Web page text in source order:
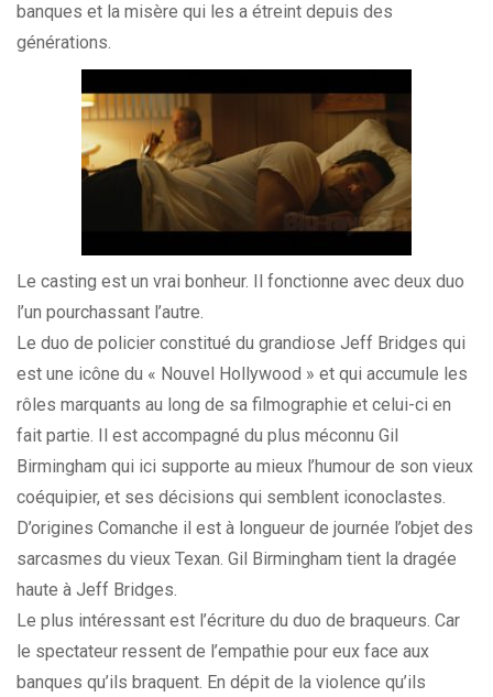
banques et la misère qui les a étreint depuis des
générations.
Le casting est un vrai bonheur. Il fonctionne avec deux duo
l’un pourchassant l’autre.
Le duo de policier constitué du grandiose Jeff Bridges qui
est une icône du « Nouvel Hollywood » et qui accumule les
rôles marquants au long de sa filmographie et celui-ci en
fait partie. Il est accompagné du plus méconnu Gil
Birmingham qui ici supporte au mieux l’humour de son vieux
coéquipier, et ses décisions qui semblent iconoclastes.
D’origines Comanche il est à longueur de journée l’objet des
sarcasmes du vieux Texan. Gil Birmingham tient la dragée
haute à Jeff Bridges.
Le plus intéressant est l’écriture du duo de braqueurs. Car
le spectateur ressent de l’empathie pour eux face aux
banques qu’ils braquent. En dépit de la violence qu’ils